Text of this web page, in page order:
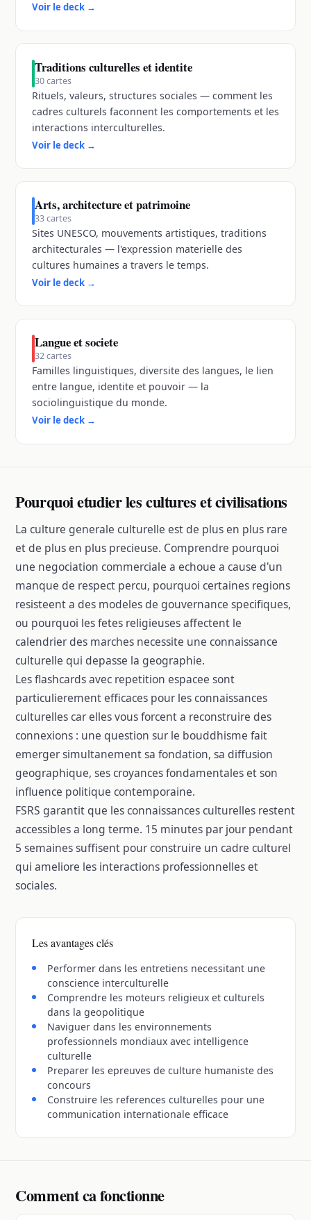
Voir le deck→
Traditions culturelles et identite
30cartes
Rituels, valeurs, structures sociales — comment les
cadres culturels faconnent les comportements et les
interactions interculturelles.
Voir le deck→
Arts, architecture et patrimoine
33cartes
Sites UNESCO, mouvements artistiques, traditions
architecturales — l'expression materielle des
cultures humaines a travers le temps.
Voir le deck→
Langue et societe
32cartes
Familles linguistiques, diversite des langues, le lien
entre langue, identite et pouvoir — la
sociolinguistique du monde.
Voir le deck→
Pourquoi etudier les cultures et civilisations
La culture generale culturelle est de plus en plus rare
et de plus en plus precieuse. Comprendre pourquoi
une negociation commerciale a echoue a cause d'un
manque de respect percu, pourquoi certaines regions
resisteent a des modeles de gouvernance specifiques,
ou pourquoi les fetes religieuses affectent le
calendrier des marches necessite une connaissance
culturelle qui depasse la geographie.
Les flashcards avec repetition espacee sont
particulierement efficaces pour les connaissances
culturelles car elles vous forcent a reconstruire des
connexions : une question sur le bouddhisme fait
emerger simultanement sa fondation, sa diffusion
geographique, ses croyances fondamentales et son
influence politique contemporaine.
FSRS garantit que les connaissances culturelles restent
accessibles a long terme. 15 minutes par jour pendant
5 semaines suffisent pour construire un cadre culturel
qui ameliore les interactions professionnelles et
sociales.
Les avantages clés
Performer dans les entretiens necessitant une
conscience interculturelle
Comprendre les moteurs religieux et culturels
dans la geopolitique
Naviguer dans les environnements
professionnels mondiaux avec intelligence
culturelle
Preparer les epreuves de culture humaniste des
concours
Construire les references culturelles pour une
communication internationale efficace
Comment ca fonctionne